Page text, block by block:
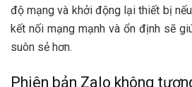
độ mạng và khởi động lại thiết bị
kết nối mạng mạnh và ổn định sẽ
suôn sẻ hơn.
Phiên bản Zalo không